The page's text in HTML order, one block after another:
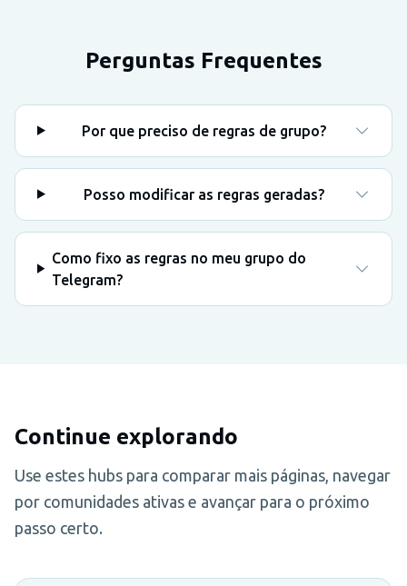
Perguntas Frequentes
Por que preciso de regras de grupo?
Posso modificar as regras geradas?
Como fixo as regras no meu grupo do
Telegram?
Continue explorando
Use estes hubs para comparar mais páginas, navegar
por comunidades ativas e avançar para o próximo
passo certo.